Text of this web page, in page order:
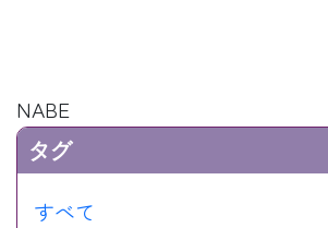
NABE
タグ
すべて